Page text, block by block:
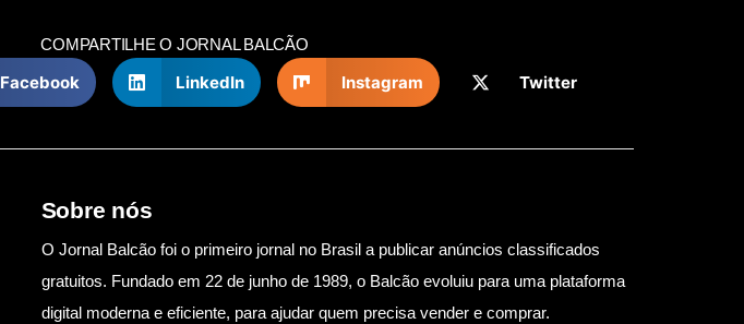
COMPARTILHE O JORNAL BALCÃO
Facebook LinkedIn Instagram Twitter
Sobre nós
O Jornal Balcão foi o primeiro jornal no Brasil a publicar anúncios classificados
gratuitos. Fundado em 22 de junho de 1989, o Balcão evoluiu para uma plataforma
digital moderna e eficiente, para ajudar quem precisa vender e comprar.